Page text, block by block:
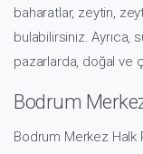
baharatlar, zeytin,
bulabilirsiniz. Ayrıca,
pazarlarda, doğal ve
Bodrum
Bodrum Merkez Halk